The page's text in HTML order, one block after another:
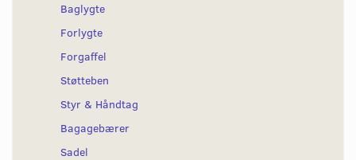
Baglygte
Forlygte
Forgaffel
Støtteben
Styr & Håndtag
Bagagebærer
Sadel